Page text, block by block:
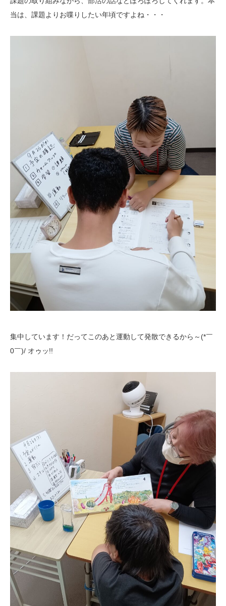
当は、課題よりお喋りしたい年頃ですよね・・・
集中しています！だってこのあと運動して発散できるから～(*￣
0￣)/ オゥッ!!